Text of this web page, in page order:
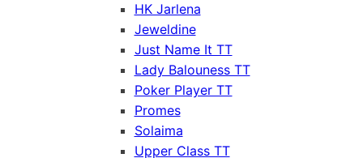
HK Jarlena
Jeweldine
Just Name It TT
Lady Balouness TT
Poker Player TT
Promes
Solaima
Upper Class TT